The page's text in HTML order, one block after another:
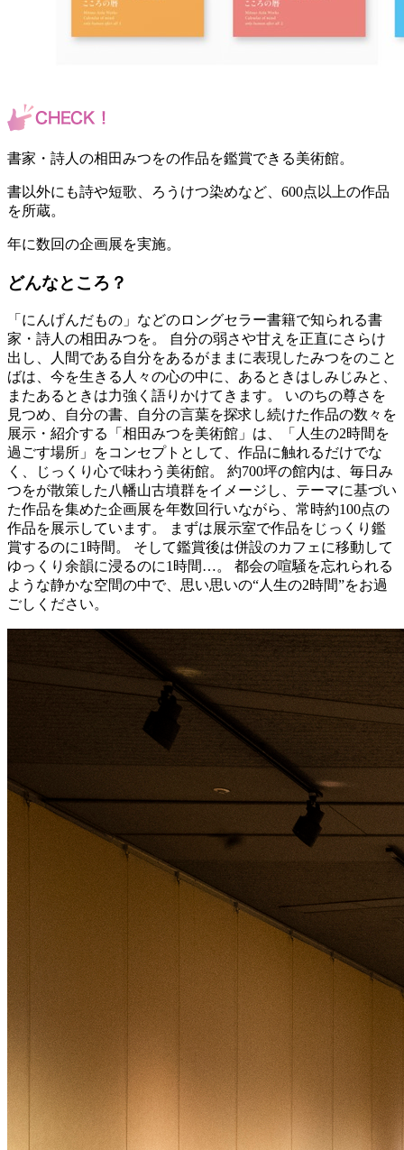
書家・詩人の相田みつをの作品を鑑賞できる美術館。
書以外にも詩や短歌、ろうけつ染めなど、600点以上の作品
を所蔵。
年に数回の企画展を実施。
どんなところ？
「にんげんだもの」などのロングセラー書籍で知られる書
家・詩人の相田みつを。 自分の弱さや甘えを正直にさらけ
出し、人間である自分をあるがままに表現したみつをのこと
ばは、今を生きる人々の心の中に、あるときはしみじみと、
またあるときは力強く語りかけてきます。 いのちの尊さを
見つめ、自分の書、自分の言葉を探求し続けた作品の数々を
展示・紹介する「相田みつを美術館」は、「人生の2時間を
過ごす場所」をコンセプトとして、作品に触れるだけでな
く、じっくり心で味わう美術館。 約700坪の館内は、毎日み
つをが散策した八幡山古墳群をイメージし、テーマに基づい
た作品を集めた企画展を年数回行いながら、常時約100点の
作品を展示しています。 まずは展示室で作品をじっくり鑑
賞するのに1時間。 そして鑑賞後は併設のカフェに移動して
ゆっくり余韻に浸るのに1時間…。 都会の喧騒を忘れられる
ような静かな空間の中で、思い思いの“人生の2時間”をお過
ごしください。